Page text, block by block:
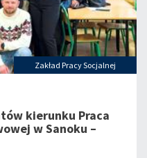
Zakład Pracy Socjalnej
kierunku Praca
w Sanoku –